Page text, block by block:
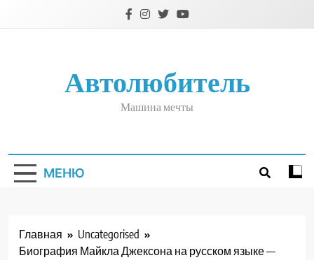
Автолюбитель
Машина мечты
МЕНЮ
Главная
Uncategorised
Биография Майкла Джексона на русском языке —